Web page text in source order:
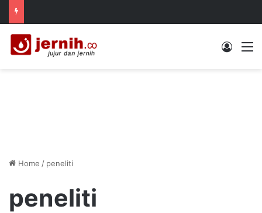
Log In
Home / peneliti
peneliti